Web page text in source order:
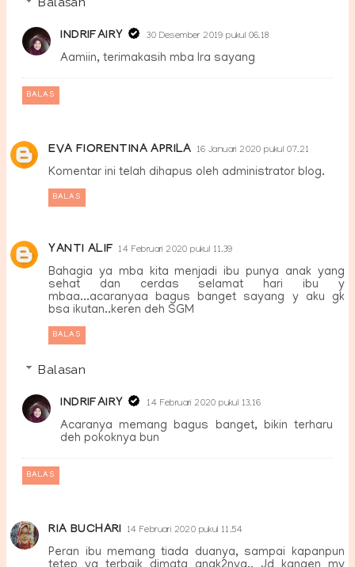
INDRIFAIRY 30 Desember 2019 pukul 06.18
Aamiin, terimakasih mba Ira sayang
BALAS
EVA FIORENTINA APRILA 16 Januari 2020 pukul 07.21
Komentar ini telah dihapus oleh administrator blog.
BALAS
YANTI ALIF 14 Februari 2020 pukul 11.39
Bahagia ya mba kita menjadi ibu punya anak yang
sehat dan cerdas selamat hari ibu y
mbaa...acaranyaa bagus banget sayang y aku gk
bsa ikutan..keren deh SGM
BALAS
Balasan
INDRIFAIRY 14 Februari 2020 pukul 13.16
Acaranya memang bagus banget, bikin terharu
deh pokoknya bun
BALAS
RIA BUCHARI 14 Februari 2020 pukul 11.54
Peran ibu memang tiada duanya, sampai kapanpun